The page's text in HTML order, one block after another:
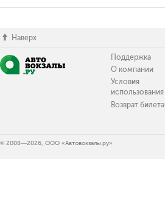
Наверх
Поддержка
О компании
Условия
использования
Возврат билета
© 2008—2026, ООО «Автовокзалы.ру»